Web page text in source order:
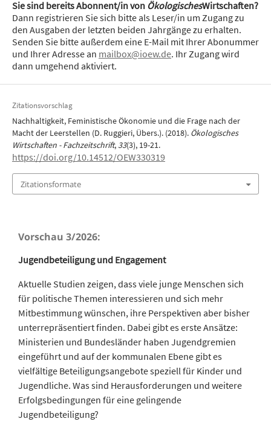
Sie sind bereits Abonnent/in von ÖkologischesWirtschaften?
Dann registrieren Sie sich bitte als Leser/in um Zugang zu
den Ausgaben der letzten beiden Jahrgänge zu erhalten.
Senden Sie bitte außerdem eine E-Mail mit Ihrer Abonummer
und Ihrer Adresse an mailbox@ioew.de. Ihr Zugang wird
dann umgehend aktiviert.
Zitationsvorschlag
Nachhaltigkeit, Feministische Ökonomie und die Frage nach der
Macht der Leerstellen (D. Ruggieri, Übers.). (2018). Ökologisches
Wirtschaften - Fachzeitschrift, 33(3), 19-21.
https://doi.org/10.14512/OEW330319
Zitationsformate
Vorschau 3/2026:
Jugendbeteiligung und Engagement
Aktuelle Studien zeigen, dass viele junge Menschen sich
für politische Themen interessieren und sich mehr
Mitbestimmung wünschen, ihre Perspektiven aber bisher
unterrepräsentiert finden. Dabei gibt es erste Ansätze:
Ministerien und Bundesländer haben Jugendgremien
eingeführt und auf der kommunalen Ebene gibt es
vielfältige Beteiligungsangebote speziell für Kinder und
Jugendliche. Was sind Herausforderungen und weitere
Erfolgsbedingungen für eine gelingende
Jugendbeteiligung?